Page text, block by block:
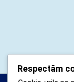
Respectăm